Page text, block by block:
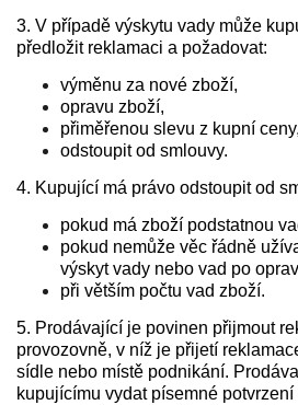
3. V případě výskytu vady může
předložit reklamaci a požadovat:
výměnu za nové zboží,
opravu zboží,
přiměřenou slevu z kupní ceny,
odstoupit od smlouvy.
4. Kupující má právo odstoupit od
pokud má zboží podstatnou
pokud nemůže věc řádně
výskyt vady nebo vad po
při větším počtu vad zboží.
5. Prodávající je povinen přijmout
provozovně, v níž je přijetí
sídle nebo místě podnikání.
kupujícímu vydat písemné